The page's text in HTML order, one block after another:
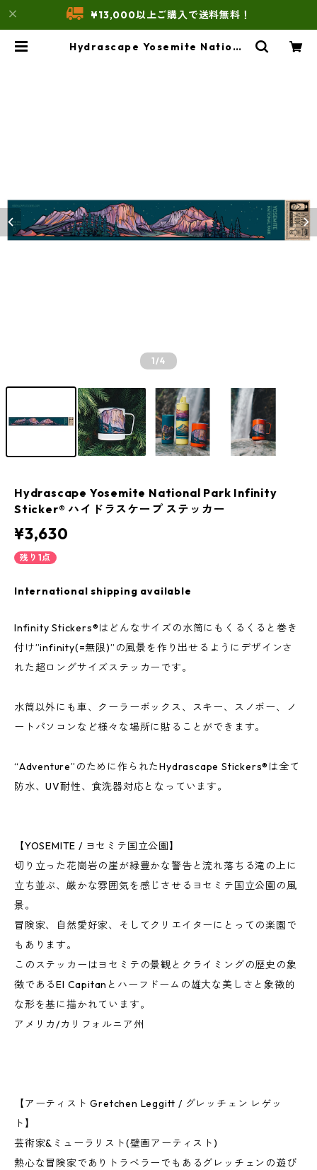
¥13,000以上ご購入で送料無料！
Hydrascape Yosemite Nationa
1/4
Hydrascape Yosemite National Park Infinity
Sticker® ハイドラスケープ ステッカー
¥3,630
残り1点
International shipping available
Infinity Stickers®はどんなサイズの水筒にもくるくると巻き
付け”infinity(=無限)”の風景を作り出せるようにデザインさ
れた超ロングサイズステッカーです。
水筒以外にも車、クーラーボックス、スキー、スノボー、ノ
ートパソコンなど様々な場所に貼ることができます。
“Adventure”のために作られたHydrascape Stickers®は全て
防水、UV耐性、食洗器対応となっています。
【YOSEMITE / ヨセミテ国立公園】
切り立った花崗岩の崖が緑豊かな警告と流れ落ちる滝の上に
立ち並ぶ、厳かな雰囲気を感じさせるヨセミテ国立公園の風
景。
冒険家、自然愛好家、そしてクリエイターにとっての楽園で
もあります。
このステッカーはヨセミテの景観とクライミングの歴史の象
徴であるEl Capitanとハーフドームの雄大な美しさと象徴的
な形を基に描かれています。
アメリカ/カリフォルニア州
【アーティスト Gretchen Leggitt / グレッチェン レゲッ
ト】
芸術家&ミューラリスト(壁画アーティスト)
熱心な冒険家でありトラベラーでもあるグレッチェンの遊び